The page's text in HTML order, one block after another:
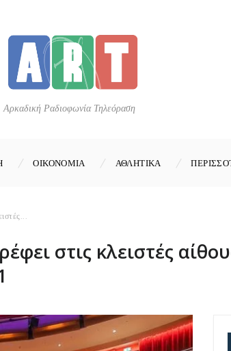
Αρκαδική Ραδιοφωνία Τηλεόραση
ΟΙΚΟΝΟΜΙΑ ΑΘΛΗΤΙΚΑ
στις κλειστές